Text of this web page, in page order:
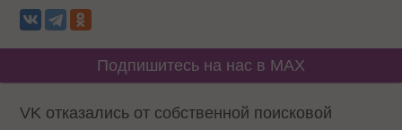
Подпишитесь на нас в MAX
VK отказались от собственной поисковой